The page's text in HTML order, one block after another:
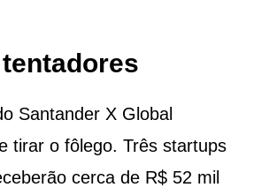
Santander X Global
tirar o fôlego. Três startups
cerca de R$ 52 mil